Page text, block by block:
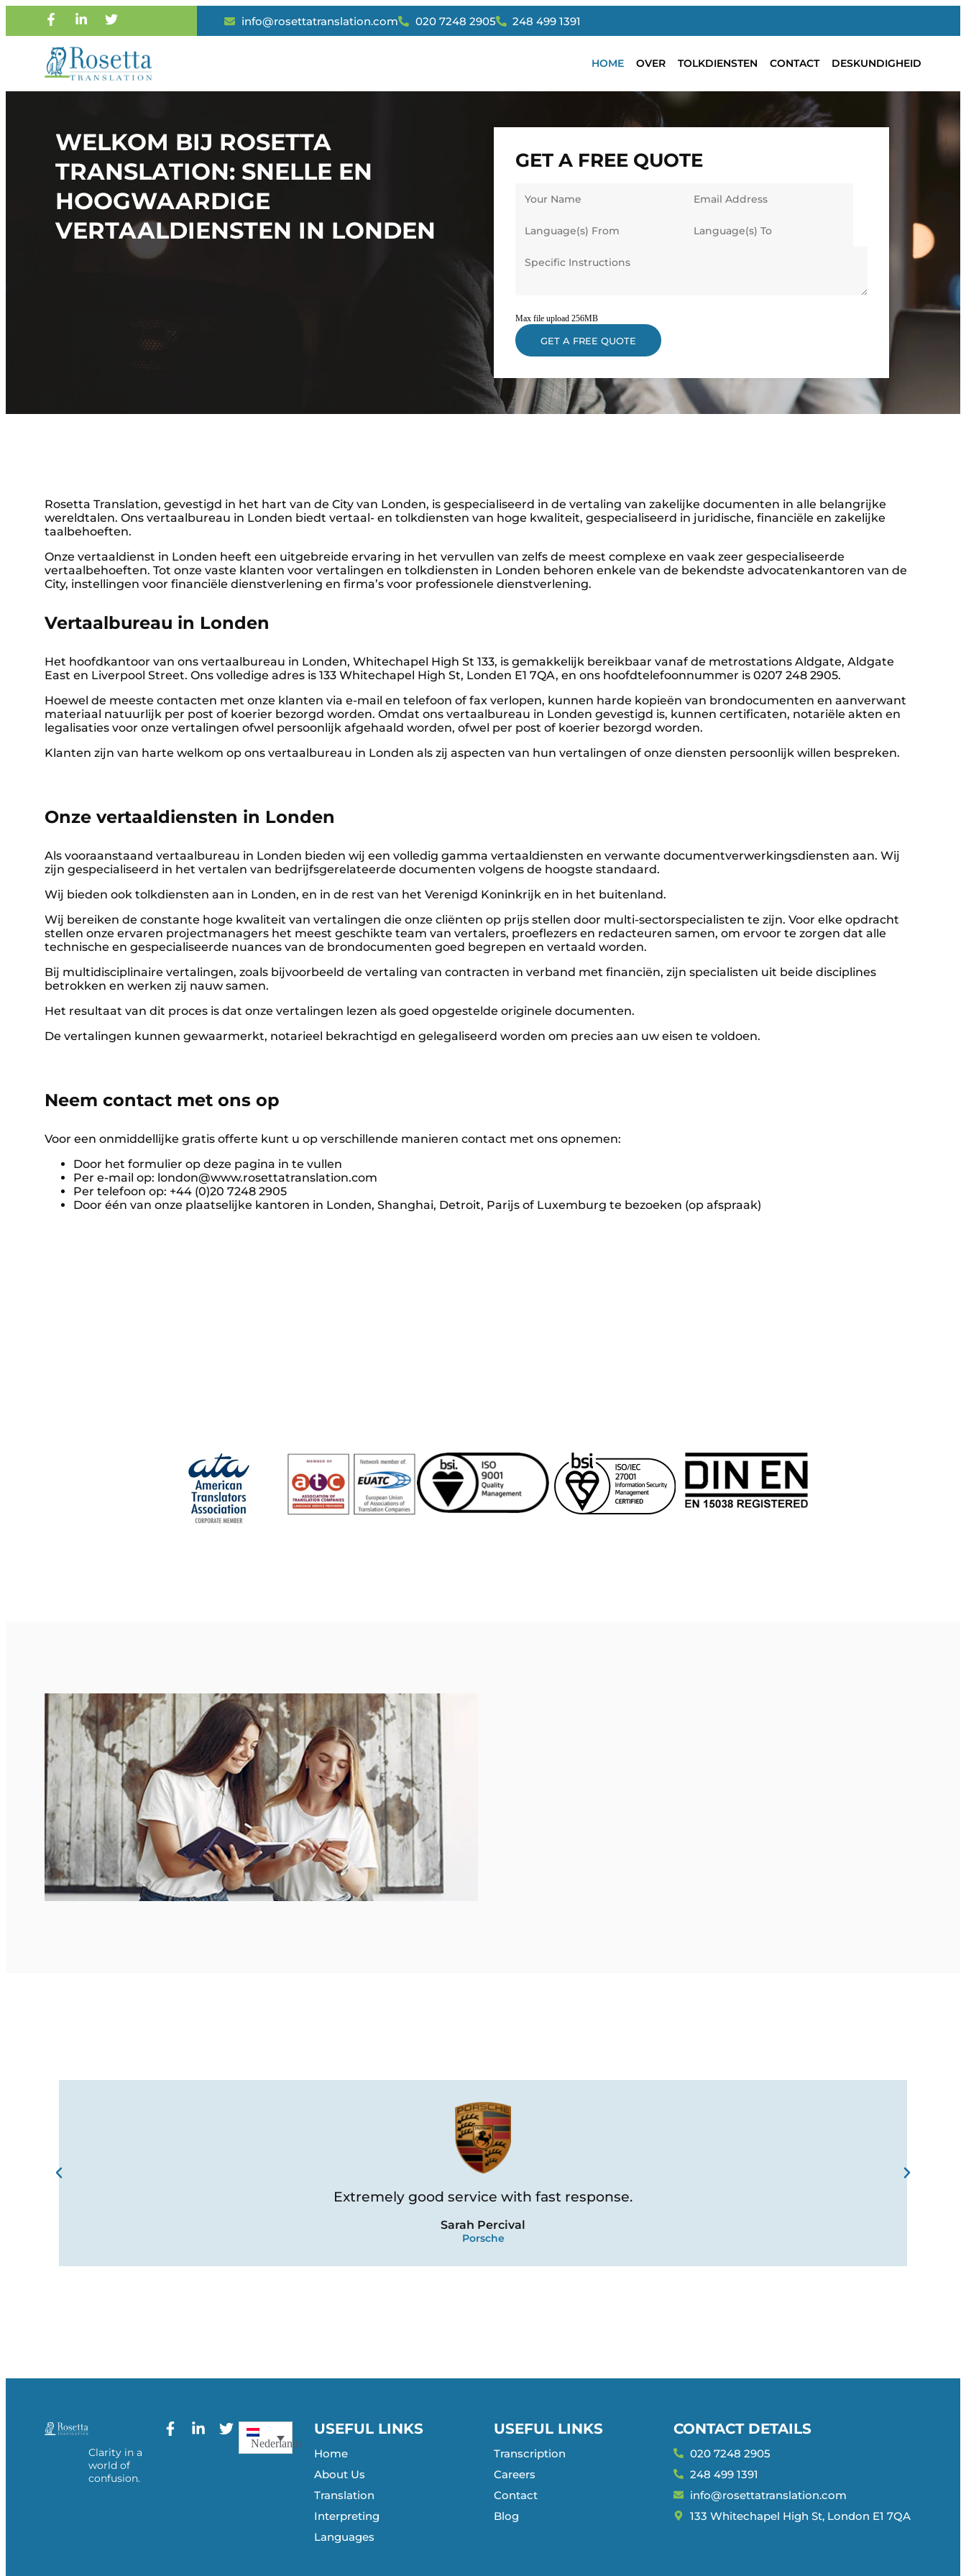
info@rosettatranslation.com 020 7248 2905 248 499 1391
HOME OVER TOLKDIENSTEN CONTACT DESKUNDIGHEID
WELKOM BIJ ROSETTA
TRANSLATION: SNELLE EN
HOOGWAARDIGE
VERTAALDIENSTEN IN LONDEN
GET A FREE QUOTE
Max file upload 256MB
Rosetta Translation, gevestigd in het hart van de City van Londen, is gespecialiseerd in de vertaling van zakelijke documenten in alle belangrijke
wereldtalen. Ons vertaalbureau in Londen biedt vertaal- en tolkdiensten van hoge kwaliteit, gespecialiseerd in juridische, financiële en zakelijke
taalbehoeften.
Onze vertaaldienst in Londen heeft een uitgebreide ervaring in het vervullen van zelfs de meest complexe en vaak zeer gespecialiseerde
vertaalbehoeften. Tot onze vaste klanten voor vertalingen en tolkdiensten in Londen behoren enkele van de bekendste advocatenkantoren van de
City, instellingen voor financiële dienstverlening en firma’s voor professionele dienstverlening.
Vertaalbureau in Londen
Het hoofdkantoor van ons vertaalbureau in Londen, Whitechapel High St 133, is gemakkelijk bereikbaar vanaf de metrostations Aldgate, Aldgate
East en Liverpool Street. Ons volledige adres is 133 Whitechapel High St, Londen E1 7QA, en ons hoofdtelefoonnummer is 0207 248 2905.
Hoewel de meeste contacten met onze klanten via e-mail en telefoon of fax verlopen, kunnen harde kopieën van brondocumenten en aanverwant
materiaal natuurlijk per post of koerier bezorgd worden. Omdat ons vertaalbureau in Londen gevestigd is, kunnen certificaten, notariële akten en
legalisaties voor onze vertalingen ofwel persoonlijk afgehaald worden, ofwel per post of koerier bezorgd worden.
Klanten zijn van harte welkom op ons vertaalbureau in Londen als zij aspecten van hun vertalingen of onze diensten persoonlijk willen bespreken.
Onze vertaaldiensten in Londen
Als vooraanstaand vertaalbureau in Londen bieden wij een volledig gamma vertaaldiensten en verwante documentverwerkingsdiensten aan. Wij
zijn gespecialiseerd in het vertalen van bedrijfsgerelateerde documenten volgens de hoogste standaard.
Wij bieden ook tolkdiensten aan in Londen, en in de rest van het Verenigd Koninkrijk en in het buitenland.
Wij bereiken de constante hoge kwaliteit van vertalingen die onze cliënten op prijs stellen door multi-sectorspecialisten te zijn. Voor elke opdracht
stellen onze ervaren projectmanagers het meest geschikte team van vertalers, proeflezers en redacteuren samen, om ervoor te zorgen dat alle
technische en gespecialiseerde nuances van de brondocumenten goed begrepen en vertaald worden.
Bij multidisciplinaire vertalingen, zoals bijvoorbeeld de vertaling van contracten in verband met financiën, zijn specialisten uit beide disciplines
betrokken en werken zij nauw samen.
Het resultaat van dit proces is dat onze vertalingen lezen als goed opgestelde originele documenten.
De vertalingen kunnen gewaarmerkt, notarieel bekrachtigd en gelegaliseerd worden om precies aan uw eisen te voldoen.
Neem contact met ons op
Voor een onmiddellijke gratis offerte kunt u op verschillende manieren contact met ons opnemen:
Door het formulier op deze pagina in te vullen
Per e-mail op: london@www.rosettatranslation.com
Per telefoon op: +44 (0)20 7248 2905
Door één van onze plaatselijke kantoren in Londen, Shanghai, Detroit, Parijs of Luxemburg te bezoeken (op afspraak)
Extremely good service with fast response.
Sarah Percival
Porsche
Clarity in a
world of
confusion.
Nederlands
USEFUL LINKS
Home
About Us
Translation
Interpreting
Languages
USEFUL LINKS
Transcription
Careers
Contact
Blog
CONTACT DETAILS
020 7248 2905
248 499 1391
info@rosettatranslation.com
133 Whitechapel High St, London E1 7QA